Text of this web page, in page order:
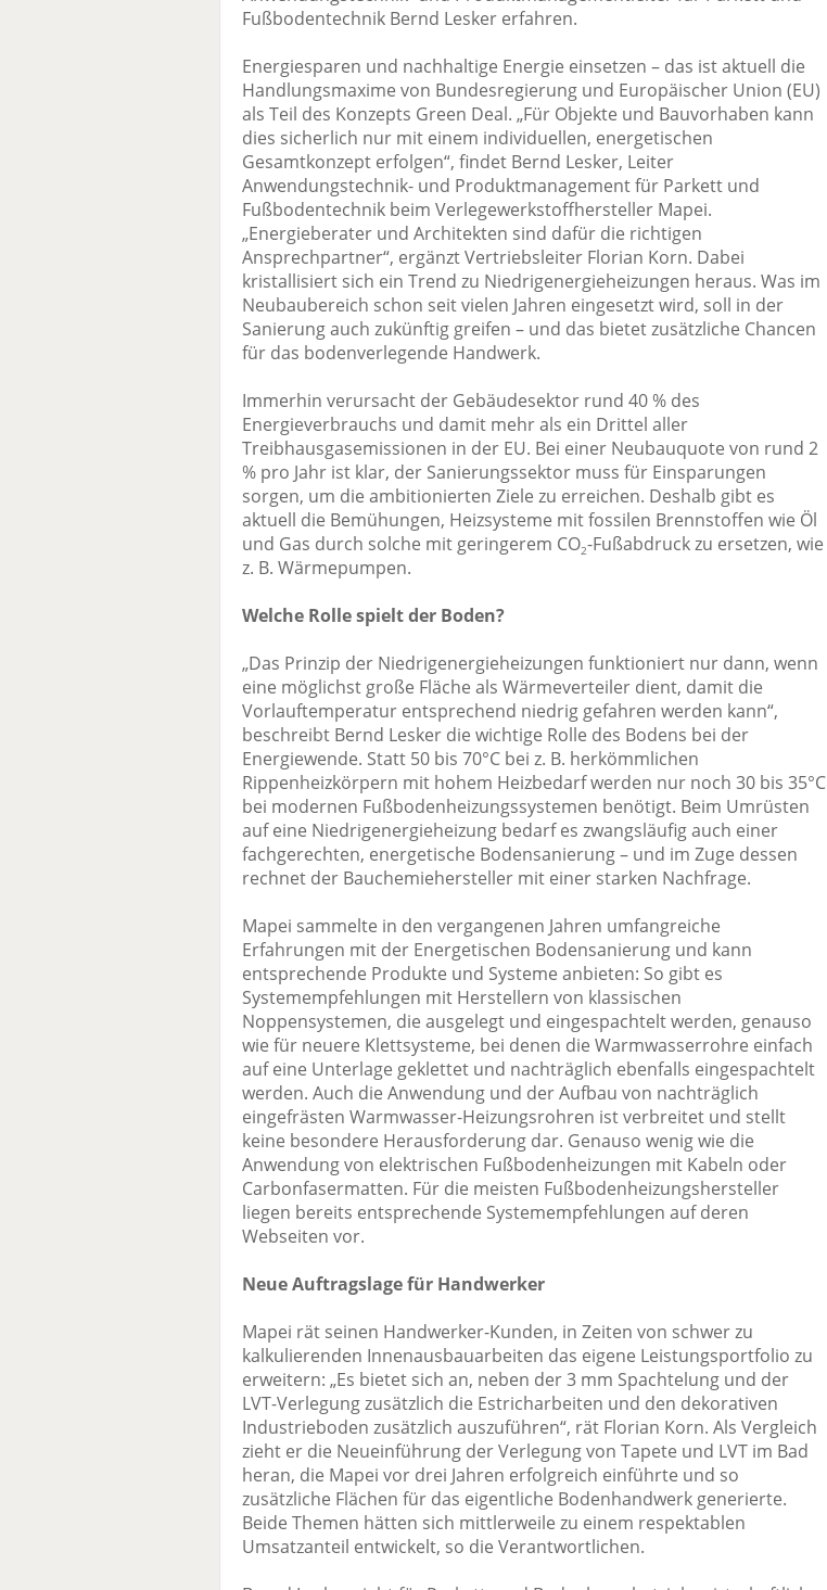
n
n
Fußbodentechnik Bernd Lesker erfahren.
Energiesparen und nachhaltige Energie einsetzen – das ist aktuell die
Handlungsmaxime von Bundesregierung und Europäischer Union (EU)
als Teil des Konzepts Green Deal. „Für Objekte und Bauvorhaben kann
dies sicherlich nur mit einem individuellen, energetischen
Gesamtkonzept erfolgen“, findet Bernd Lesker, Leiter
Anwendungstechnik- und Produktmanagement für Parkett und
Fußbodentechnik beim Verlegewerkstoffhersteller Mapei.
„Energieberater und Architekten sind dafür die richtigen
Ansprechpartner“, ergänzt Vertriebsleiter Florian Korn. Dabei
kristallisiert sich ein Trend zu Niedrigenergieheizungen heraus. Was im
Neubaubereich schon seit vielen Jahren eingesetzt wird, soll in der
Sanierung auch zukünftig greifen – und das bietet zusätzliche Chancen
für das bodenverlegende Handwerk.
Immerhin verursacht der Gebäudesektor rund 40 % des
Energieverbrauchs und damit mehr als ein Drittel aller
Treibhausgasemissionen in der EU. Bei einer Neubauquote von rund 2
% pro Jahr ist klar, der Sanierungssektor muss für Einsparungen
sorgen, um die ambitionierten Ziele zu erreichen. Deshalb gibt es
aktuell die Bemühungen, Heizsysteme mit fossilen Brennstoffen wie Öl
und Gas durch solche mit geringerem CO2-Fußabdruck zu ersetzen, wie
z. B. Wärmepumpen.
Welche Rolle spielt der Boden?
„Das Prinzip der Niedrigenergieheizungen funktioniert nur dann, wenn
eine möglichst große Fläche als Wärmeverteiler dient, damit die
Vorlauftemperatur entsprechend niedrig gefahren werden kann“,
beschreibt Bernd Lesker die wichtige Rolle des Bodens bei der
Energiewende. Statt 50 bis 70°C bei z. B. herkömmlichen
Rippenheizkörpern mit hohem Heizbedarf werden nur noch 30 bis 35°C
bei modernen Fußbodenheizungssystemen benötigt. Beim Umrüsten
auf eine Niedrigenergieheizung bedarf es zwangsläufig auch einer
fachgerechten, energetische Bodensanierung – und im Zuge dessen
rechnet der Bauchemiehersteller mit einer starken Nachfrage.
Mapei sammelte in den vergangenen Jahren umfangreiche
Erfahrungen mit der Energetischen Bodensanierung und kann
entsprechende Produkte und Systeme anbieten: So gibt es
Systemempfehlungen mit Herstellern von klassischen
Noppensystemen, die ausgelegt und eingespachtelt werden, genauso
wie für neuere Klettsysteme, bei denen die Warmwasserrohre einfach
auf eine Unterlage geklettet und nachträglich ebenfalls eingespachtelt
werden. Auch die Anwendung und der Aufbau von nachträglich
eingefrästen Warmwasser-Heizungsrohren ist verbreitet und stellt
keine besondere Herausforderung dar. Genauso wenig wie die
Anwendung von elektrischen Fußbodenheizungen mit Kabeln oder
Carbonfasermatten. Für die meisten Fußbodenheizungshersteller
liegen bereits entsprechende Systemempfehlungen auf deren
Webseiten vor.
Neue Auftragslage für Handwerker
Mapei rät seinen Handwerker-Kunden, in Zeiten von schwer zu
kalkulierenden Innenausbauarbeiten das eigene Leistungsportfolio zu
erweitern: „Es bietet sich an, neben der 3 mm Spachtelung und der
LVT-Verlegung zusätzlich die Estricharbeiten und den dekorativen
Industrieboden zusätzlich auszuführen“, rät Florian Korn. Als Vergleich
zieht er die Neueinführung der Verlegung von Tapete und LVT im Bad
heran, die Mapei vor drei Jahren erfolgreich einführte und so
zusätzliche Flächen für das eigentliche Bodenhandwerk generierte.
Beide Themen hätten sich mittlerweile zu einem respektablen
Umsatzanteil entwickelt, so die Verantwortlichen.